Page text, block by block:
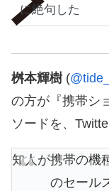
に絶句した
桝本輝樹(
の方が『携帯シ
ソードを、
知人が携帯の機
のセール